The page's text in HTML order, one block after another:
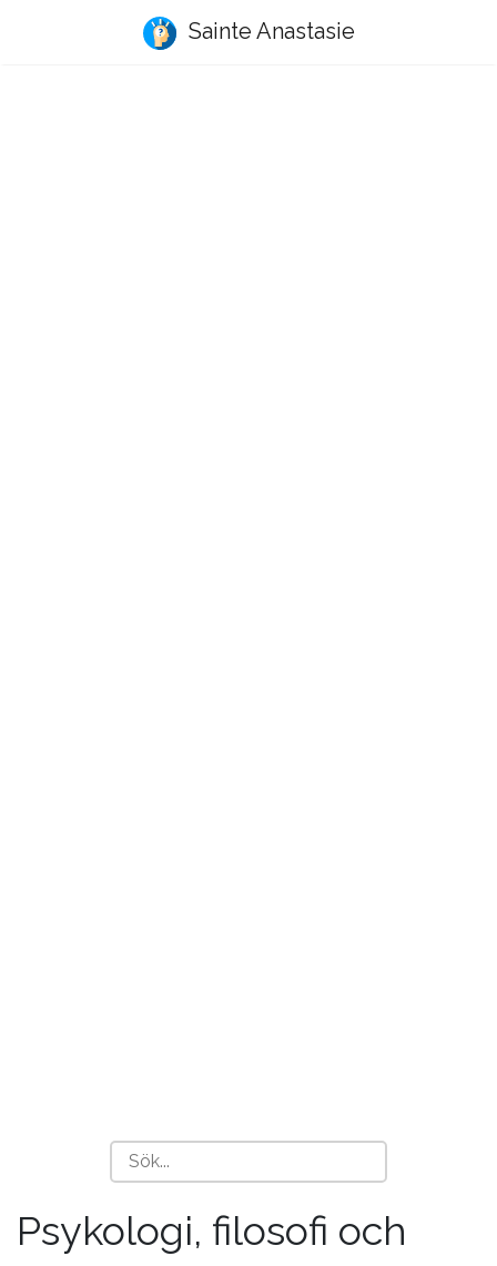
Sainte Anastasie
Psykologi, filosofi och